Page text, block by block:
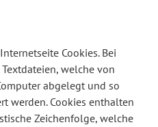
Cookies. Bei
welche von
abgelegt und so
werden. Cookies enthalten
Zeichenfolge, welche